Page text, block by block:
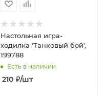
Настольная игра-
ходилка 'Танковый бой',
199788
Есть в наличии
210 ₽/шт